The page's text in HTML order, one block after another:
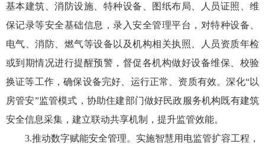
基本建筑、消防设施、特种设备、图纸布局、人员证照、维
保记录等安全基础信息，录入安全管理平台，对特种设备、
电气、消防、燃气等设备以及机构相关执照、人员资质年检
或到期情况进行提醒预警，督促各机构做好设备维保、校验
换证等工作，确保设备完好、运行正常、资质有效。深化“以
房管安”监管模式，协助住建部门做好民政服务机构既有建筑
安全信息采集，建立联动共享机制，提升监管效能。
3.推动数字赋能安全管理。实施智慧用电监管扩容工程，